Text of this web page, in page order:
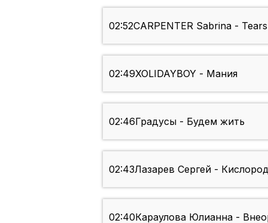
02:52CARPENTER Sabrina - Tears
02:49XOLIDAYBOY - Мания
02:46Градусы - Будем жить
02:43Лазарев Сергей - Кислород
02:40Караулова Юлианна -